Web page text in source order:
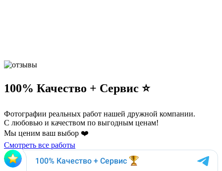
100% Качество + Сервис ⭐️
Фотографии реальных работ нашей дружной компании.
С любовью и качеством по выгодным ценам!
Мы ценим ваш выбор ❤️
Смотреть все работы